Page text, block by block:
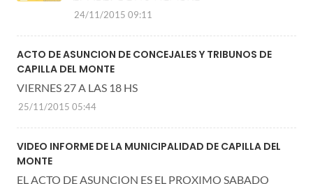
24/11/2015 09:11
ACTO DE ASUNCION DE CONCEJALES Y TRIBUNOS DE
CAPILLA DEL MONTE
VIERNES 27 A LAS 18 HS
25/11/2015 05:44
VIDEO INFORME DE LA MUNICIPALIDAD DE CAPILLA DEL
MONTE
EL ACTO DE ASUNCION ES EL PROXIMO SABADO